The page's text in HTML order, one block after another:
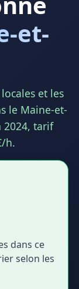
et-
et les
le Maine-et-
2024, tarif
h.
dans ce
selon les